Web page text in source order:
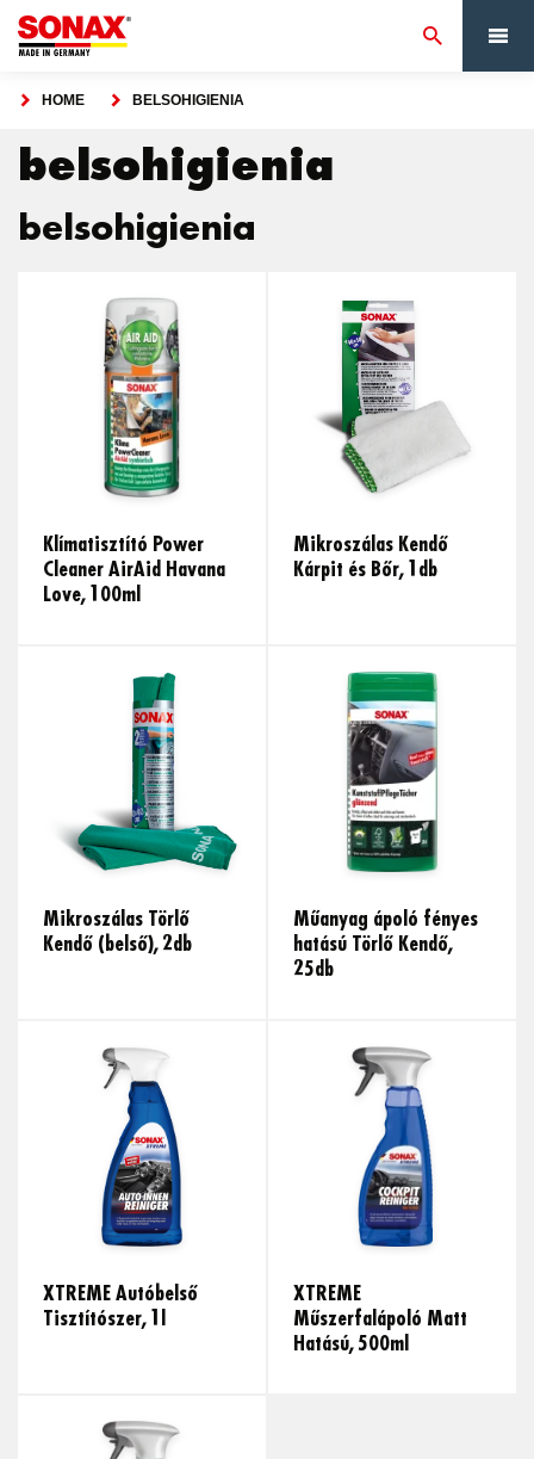
HOME BELSOHIGIENIA
belsohigienia
belsohigienia
Klímatisztító Power
Cleaner AirAid Havana
Love, 100ml
Mikroszálas Kendő
Kárpit és Bőr, 1db
Mikroszálas Törlő
Kendő (belső), 2db
Műanyag ápoló fényes
hatású Törlő Kendő,
25db
XTREME Autóbelső
Tisztítószer, 1l
XTREME
Műszerfalápoló Matt
Hatású, 500ml